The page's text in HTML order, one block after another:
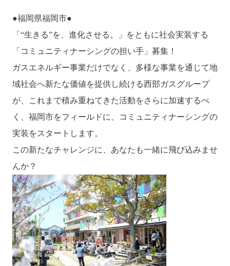
●福岡県福岡市●
「“生きる”を、進化させる。」をともに社会実装する
「コミュニティナーシングの担い手」募集！
ガスエネルギー事業だけでなく、多様な事業を通じて地
域社会へ新たな価値を提供し続ける西部ガスグループ
が、これまで積み重ねてきた活動をさらに加速するべ
く、福岡市をフィールドに、コミュニティナーシングの
実装をスタートします。
この新たなチャレンジに、あなたも一緒に飛び込みませ
んか？